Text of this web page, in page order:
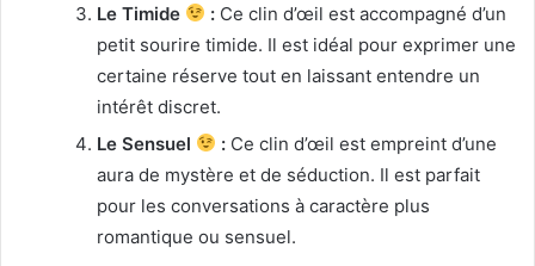
Le Timide
: Ce clin d’œil est accompagné d’un
petit sourire timide. Il est idéal pour exprimer une
certaine réserve tout en laissant entendre un
intérêt discret.
Le Sensuel
: Ce clin d’œil est empreint d’une
aura de mystère et de séduction. Il est parfait
pour les conversations à caractère plus
romantique ou sensuel.